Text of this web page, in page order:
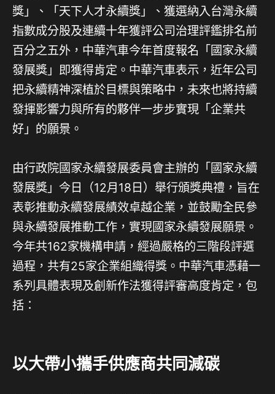
獎」、「天下人才永續獎」、獲選納入台灣永續
指數成分股及連續十年獲評公司治理評鑑排名前
百分之五外，中華汽車今年首度報名「國家永續
發展獎」即獲得肯定。中華汽車表示，近年公司
把永續精神深植於目標與策略中，未來也將持續
發揮影響力與所有的夥伴一步步實現「企業共
好」的願景。
由行政院國家永續發展委員會主辦的「國家永續
發展獎」今日（12月18日）舉行頒獎典禮，旨在
表彰推動永續發展績效卓越企業，並鼓勵全民參
與永續發展推動工作，實現國家永續發展願景。
今年共162家機構申請，經過嚴格的三階段評選
過程，共有25家企業組織得獎。中華汽車憑藉一
系列具體表現及創新作法獲得評審高度肯定，包
括：
以大帶小攜手供應商共同減碳